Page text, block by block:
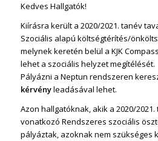
Kedves Hallgatók!
Kiírásra került a 2020/2021. tanév
Szociális alapú költségtérítés/
melynek keretén belül a KJK
lehet a szociális helyzet megítélését.
Pályázni a Neptun rendszeren
kérvényleadásával lehet.
Azon hallgatóknak, akik a 2020/
vonatkozó Rendszeres szociális
pályáztak, azoknak nem szükséges